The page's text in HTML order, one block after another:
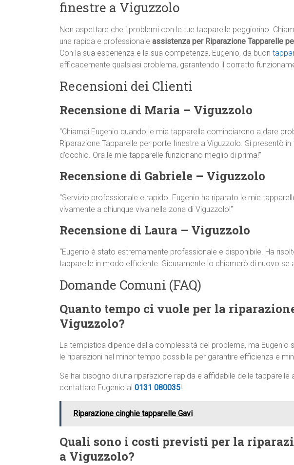
finestre a Viguzzolo
Non aspettare che i problemi con le tue tapparelle peggiorino.
una rapida e professionale assistenza per Riparazione Tapparelle
Con la sua esperienza e la sua competenza, Eugenio, da buon
efficacemente qualsiasi problema, garantendo il corretto
Recensioni dei Clienti
Recensione di Maria – Viguzzolo
“Chiamai Eugenio quando le mie tapparelle cominciarono a dare
Riparazione Tapparelle per porte finestre a Viguzzolo. Si presentò
d’occhio. Ora le mie tapparelle funzionano meglio di prima!”
Recensione di Gabriele – Viguzzolo
“Servizio professionale e rapido. Eugenio ha riparato le mie
vivamente a chiunque viva nella zona di Viguzzolo!”
Recensione di Laura – Viguzzolo
“Eugenio è stato estremamente professionale e disponibile. Ha
tapparelle in modo efficiente. Sicuramente lo chiamerò di nuovo se
Domande Comuni (FAQ)
Quanto tempo ci vuole per la
Viguzzolo?
La tempistica dipende dalla complessità del problema, ma Eugenio
le riparazioni nel minor tempo possibile per garantire efficienza e
Se hai bisogno di una riparazione rapida e affidabile delle tapparelle
contattare Eugenio al 0131 080035!
Riparazione cinghie tapparelle Gavi
Quali sono i costi previsti per la
a Viguzzolo?